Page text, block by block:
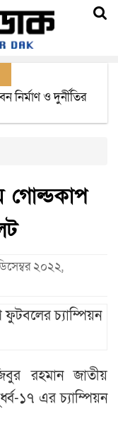
বিমানের ফ্লাইট
গোল্ডকাপ
২০২২,
রহমান জাতীয়
১৭ এর চ্যাম্পিয়ন